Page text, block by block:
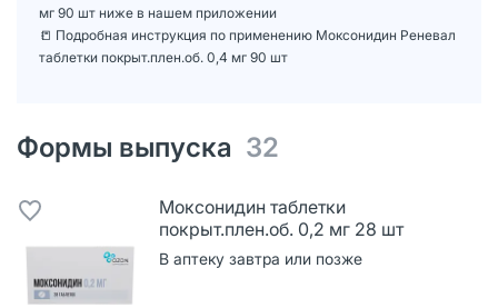
мг 90 шт ниже в нашем приложении
📒 Подробная инструкция по применению Моксонидин Реневал
таблетки покрыт.плен.об. 0,4 мг 90 шт
Формы выпуска 32
Моксонидин таблетки
покрыт.плен.об. 0,2 мг 28 шт
В аптеку завтра или позже